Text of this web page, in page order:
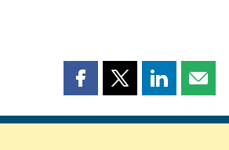
Partager
page
Partager
page
Partager
page page